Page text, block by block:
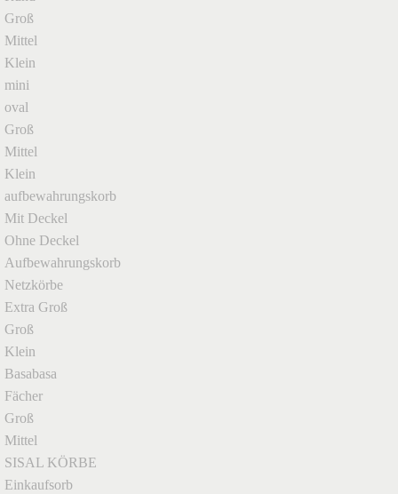
Groß
Mittel
Klein
mini
oval
Groß
Mittel
Klein
aufbewahrungskorb
Mit Deckel
Ohne Deckel
Aufbewahrungskorb
Netzkörbe
Extra Groß
Groß
Klein
Basabasa
Fächer
Groß
Mittel
SISAL KÖRBE
Einkaufsorb